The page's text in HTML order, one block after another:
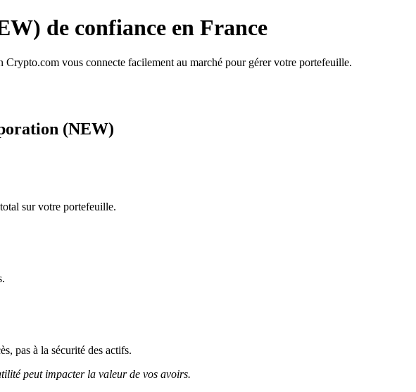
de confiance en France
vous connecte facilement au marché pour gérer votre portefeuille.
(NEW)
sur votre portefeuille.
pas à la sécurité des actifs.
peut impacter la valeur de vos avoirs.